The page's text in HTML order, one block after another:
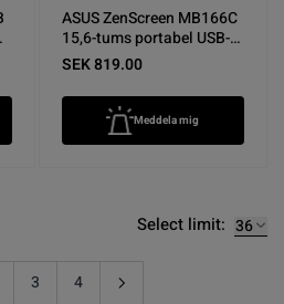
ASUS ZenScreen MB166C
15,6-tums portabel USB-C-
skärm - Nyskick
SEK 819.00
Meddela mig
reading page
Sida
3 Sida
4
Select limit: